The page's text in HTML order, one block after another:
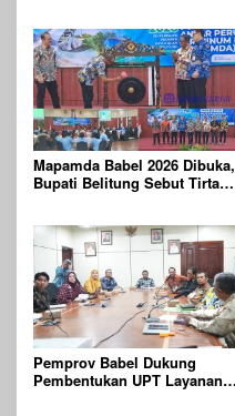
Mapamda Babel 2026 Dibuka,
Bupati Belitung Sebut Tirta
Pemprov Babel Dukung
Pembentukan UPT Layanan